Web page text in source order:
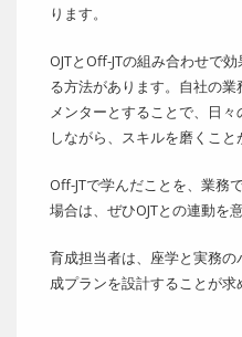
ります。
OJTとOff-JTの組み合わせで
る方法があります。自社の
メンターとすることで、日
しながら、スキルを磨くこと
Off-JTで学んだことを、業務
場合は、ぜひOJTとの連動を
育成担当者は、座学と実務
成プランを設計することが求